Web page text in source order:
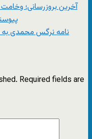
آخرین بروزرسانی؛
نامه نرگس محمدی
Required fields are